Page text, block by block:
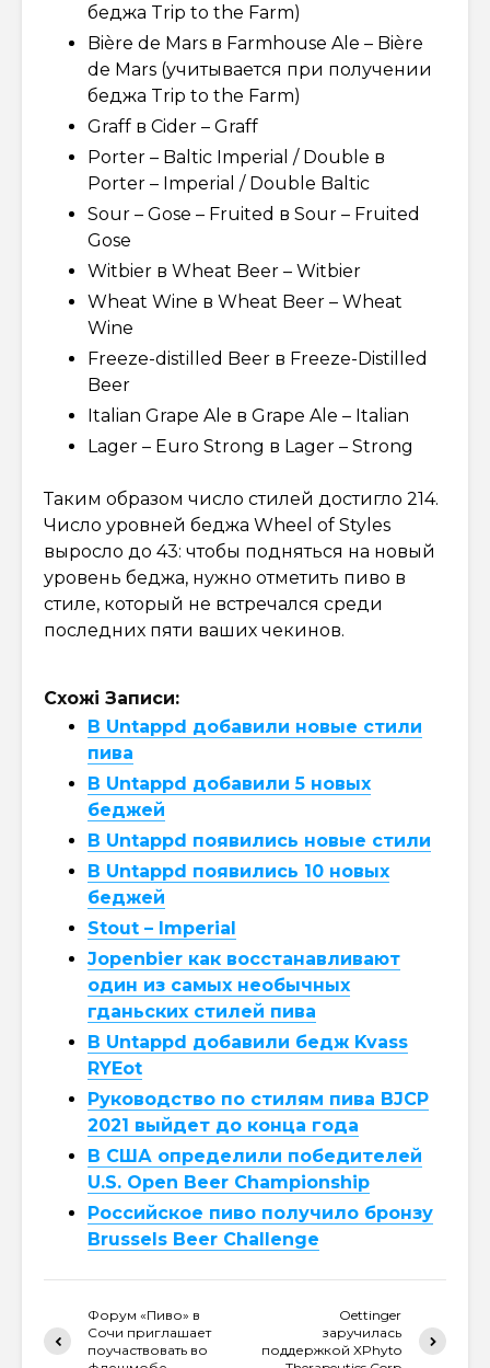
беджа Trip to the Farm)
Bière de Mars в Farmhouse Ale – Bière
de Mars (учитывается при получении
беджа Trip to the Farm)
Graff в Cider – Graff
Porter – Baltic Imperial / Double в
Porter – Imperial / Double Baltic
Sour – Gose – Fruited в Sour – Fruited
Gose
Witbier в Wheat Beer – Witbier
Wheat Wine в Wheat Beer – Wheat
Wine
Freeze-distilled Beer в Freeze-Distilled
Beer
Italian Grape Ale в Grape Ale – Italian
Lager – Euro Strong в Lager – Strong
Таким образом число стилей достигло 214.
Число уровней беджа Wheel of Styles
выросло до 43: чтобы подняться на новый
уровень беджа, нужно отметить пиво в
стиле, который не встречался среди
последних пяти ваших чекинов.
Схожі Записи:
В Untappd добавили новые стили
пива
В Untappd добавили 5 новых
беджей
В Untappd появились новые стили
В Untappd появились 10 новых
беджей
Stout – Imperial
Jopenbier как восстанавливают
один из самых необычных
гданьских стилей пива
В Untappd добавили бедж Kvass
RYEot
Руководство по стилям пива BJCP
2021 выйдет до конца года
В США определили победителей
U.S. Open Beer Championship
Российское пиво получило бронзу
Brussels Beer Challenge
Форум «Пиво» в
Сочи приглашает
поучаствовать во
Oettinger
заручилась
поддержкой XPhyto